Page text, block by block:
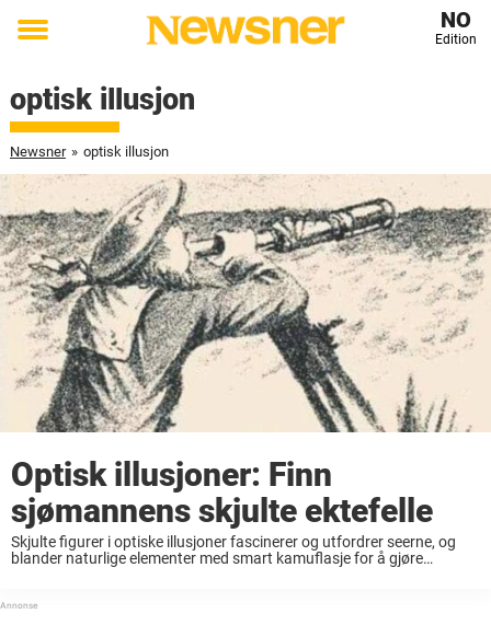
Toggle
NO
Edition
optisk illusjon
Newsner » optisk illusjon
Optisk illusjoner: Finn
sjømannens skjulte ektefelle
Skjulte figurer i optiske illusjoner fascinerer og utfordrer seerne, og
blander naturlige elementer med smart kamuflasje for å gjøre